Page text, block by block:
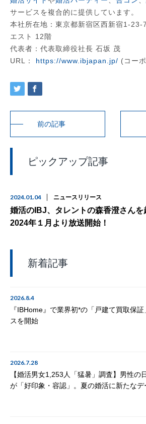
サービスを複合的に提供しています。
本社所在地：東京都新宿区西新宿1-23-
エスト 12階
代表者：代表取締役社長 石坂 茂
URL： https://www.ibjapan.jp/ (コー
前の記事
ピックアップ記事
2024.01.04 ニュースリリース
婚活のIBJ、タレントの森香澄さん
2024年１月より放送開始！
新着記事
2026.8.4
『IBHome』で業界初*の「戸建て買取保
スを開始
2026.7.28
【婚活男女1,253人「猛暑」調査】男性の
が「好印象・容認」。夏の婚活に新たなデ